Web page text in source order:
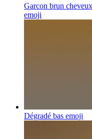
Garcon brun
emoji
Dégradé bas emoji